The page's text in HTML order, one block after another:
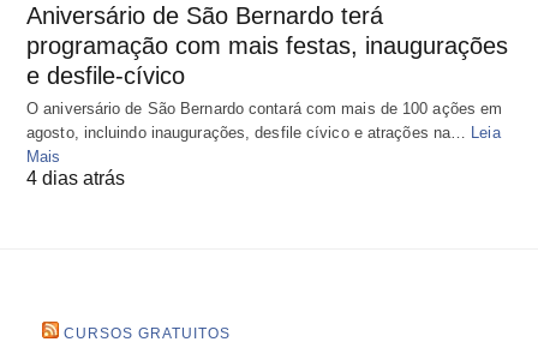
Aniversário de São Bernardo terá
programação com mais festas, inaugurações
e desfile-cívico
O aniversário de São Bernardo contará com mais de 100 ações em
agosto, incluindo inaugurações, desfile cívico e atrações na…
Leia
Mais
4 dias atrás
CURSOS GRATUITOS